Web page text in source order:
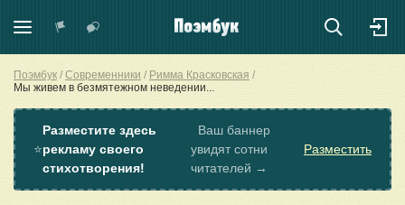
Поэмбук Современники
Римма Красковская
Мы живем в безмятежном неведении...
⭐
Разместите здесь
рекламу своего
стихотворения!
Ваш баннер
увидят сотни
читателей →
Разместить